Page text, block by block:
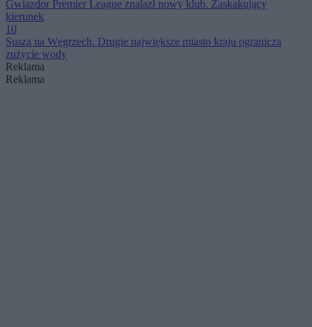
Gwiazdor Premier League znalazł nowy klub. Zaskakujący
kierunek
10
Susza na Węgrzech. Drugie największe miasto kraju ogranicza
zużycie wody
Reklama
Reklama